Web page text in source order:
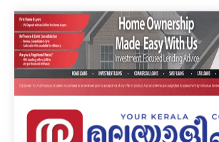
Skip
to
content